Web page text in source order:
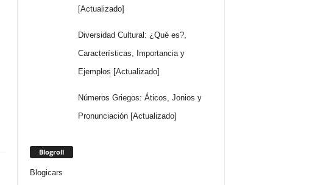
[Actualizado]
Diversidad Cultural: ¿Qué es?,
Características, Importancia y
Ejemplos [Actualizado]
Números Griegos: Áticos, Jonios y
Pronunciación [Actualizado]
Blogroll
Blogicars